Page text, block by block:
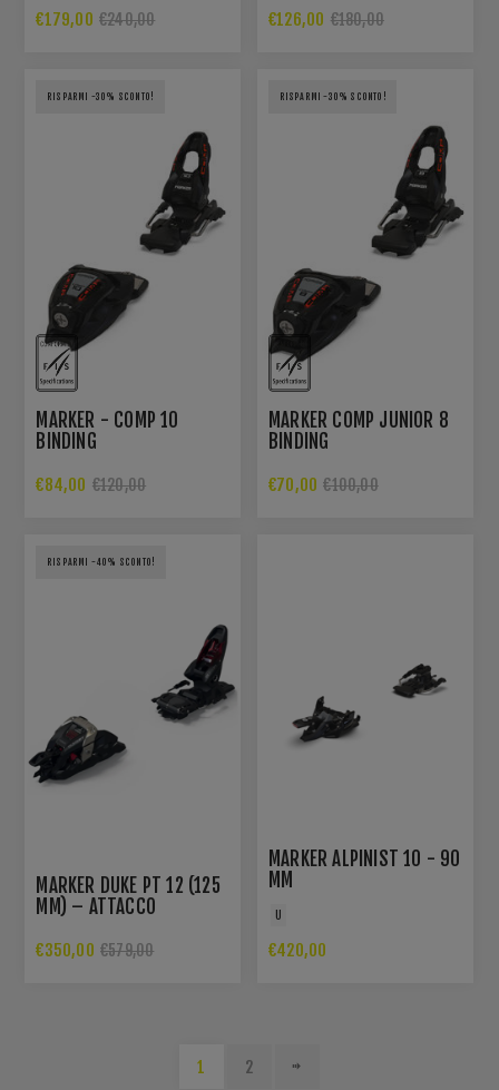
€179,00 €240,00 €126,00 €180,00
RISPARMI -30% SCONTO!
MARKER - COMP 10
BINDING
€84,00 €120,00
RISPARMI -30% SCONTO!
MARKER COMP JUNIOR 8
BINDING
€70,00 €100,00
RISPARMI -40% SCONTO!
MARKER DUKE PT 12 (125
MM) – ATTACCO
HYBRID GRIPWALK®
€350,00 €579,00
MARKER ALPINIST 10 - 90
MM
€420,00
1 2